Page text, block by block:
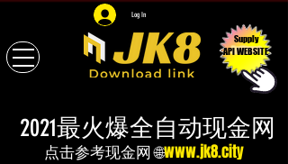
Log In
Supply
API WEBSITE
2021最火爆全自动现金网
点击参考现金网 🌐www.jk8.city